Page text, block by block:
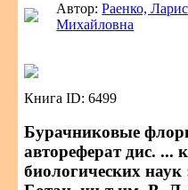
Автор:Раенко,
Михайловна
Книга ID: 6499
Бурачниковые
автореферат дис. ...
биологических